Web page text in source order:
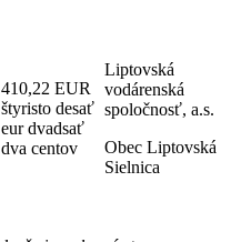
410,22 EUR
štyristo desať
eur dvadsať
dva centov
Liptovská
vodárenská
spoločnosť, a.s.
Obec Liptovská
Sielnica